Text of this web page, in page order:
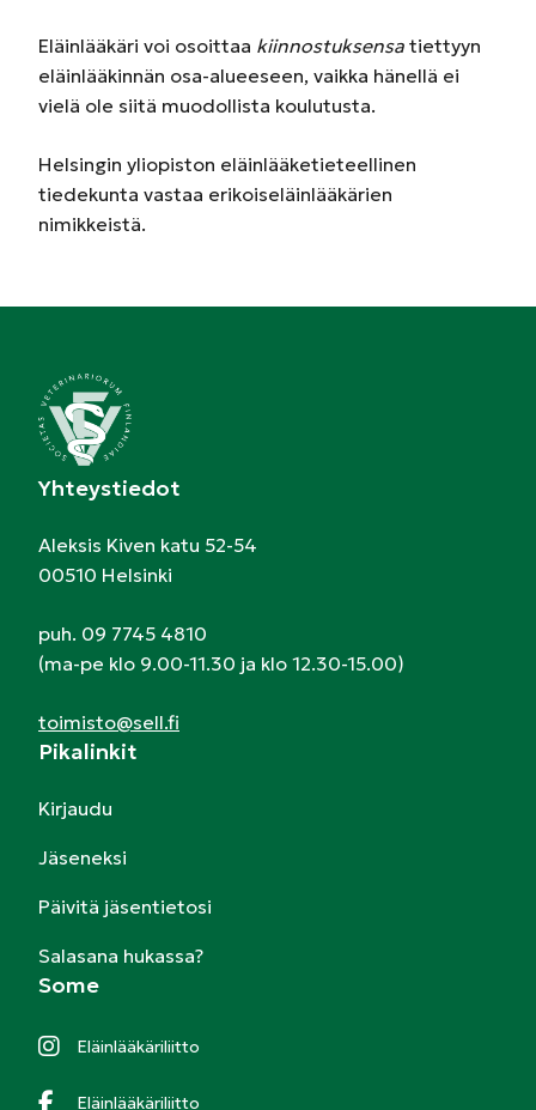
Eläinlääkäri voi osoittaa kiinnostuksensa tiettyyn
eläinlääkinnän osa-alueeseen, vaikka hänellä ei
vielä ole siitä muodollista koulutusta.
Helsingin yliopiston eläinlääketieteellinen
tiedekunta vastaa erikoiseläinlääkärien
nimikkeistä.
Yhteystiedot
Aleksis Kiven katu 52-54
00510 Helsinki
puh. 09 7745 4810
(ma-pe klo 9.00-11.30 ja klo 12.30-15.00)
toimisto@sell.fi
Pikalinkit
Kirjaudu
Jäseneksi
Päivitä jäsentietosi
Salasana hukassa?
Some
Eläinlääkäriliitto
Eläinlääkäriliitto